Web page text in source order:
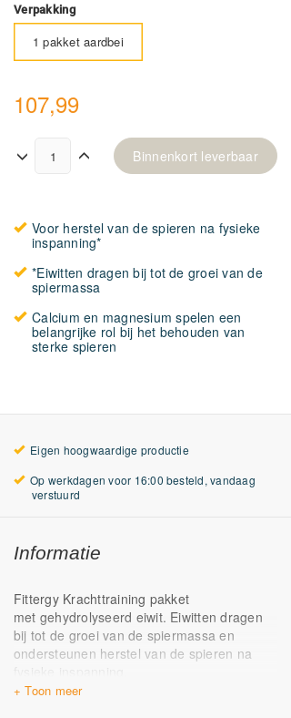
Verpakking
1 pakket aardbei
107,99
Binnenkort leverbaar
Voor herstel van de spieren na fysieke
inspanning*
*Eiwitten dragen bij tot de groei van de
spiermassa
Calcium en magnesium spelen een
belangrijke rol bij het behouden van
sterke spieren
Eigen hoogwaardige productie
Op werkdagen voor 16:00 besteld, vandaag
verstuurd
Informatie
Fittergy Krachttraining pakket
met gehydrolyseerd eiwit. Eiwitten dragen
bij tot de groei van de spiermassa en
ondersteunen herstel van de spieren na
Bevat gehydrolyseerd eiwit met